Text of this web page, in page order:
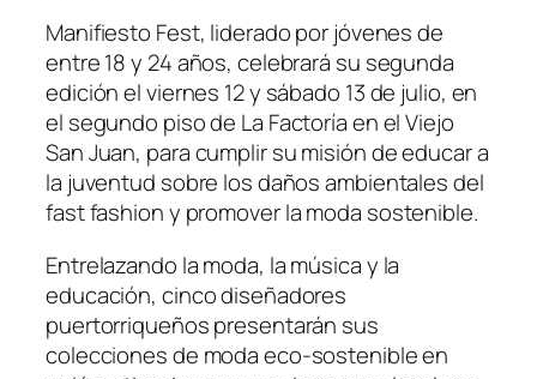
Manifiesto Fest, liderado por jóvenes de
entre 18 y 24 años, celebrará su segunda
edición el viernes 12 y sábado 13 de julio, en
el segundo piso de La Factoría en el Viejo
San Juan, para cumplir su misión de educar a
la juventud sobre los daños ambientales del
fast fashiony promover la moda sostenible.
Entrelazando la moda, la música y la
educación, cinco diseñadores
puertorriqueños presentarán sus
colecciones de moda eco-sostenible en